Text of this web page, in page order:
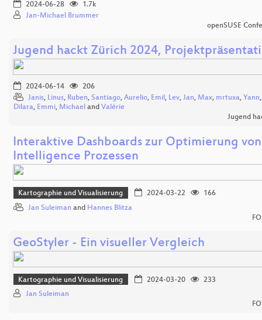
2024-06-28
1.7k
Jan-Michael Brummer
openSUSE
Jugend hackt Zürich 2024,
2024-06-14
206
Janis, Linus, Ruben, Santiago, Aurelio, Emil, Lev, Jan, Max, mrtuxa, Yann
Dilara, Emmi, Michael and Valérie
Jugend
Interaktive Dashboards zur Optimierung von
Intelligence Prozessen
Kartographie und Visualisierung 2024-03-22
166
Jan Suleiman and Hannes Blitza
GeoStyler - Ein visueller Vergleich
Kartographie und Visualisierung 2024-03-20
233
Jan Suleiman